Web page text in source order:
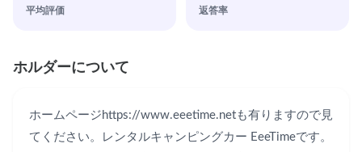
平均評価 返答率
ホルダーについて
ホームページhttps://www.eeetime.netも有りますので見
てください。レンタルキャンピングカー EeeTimeです。